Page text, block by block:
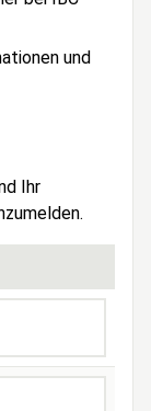
und
Ihr